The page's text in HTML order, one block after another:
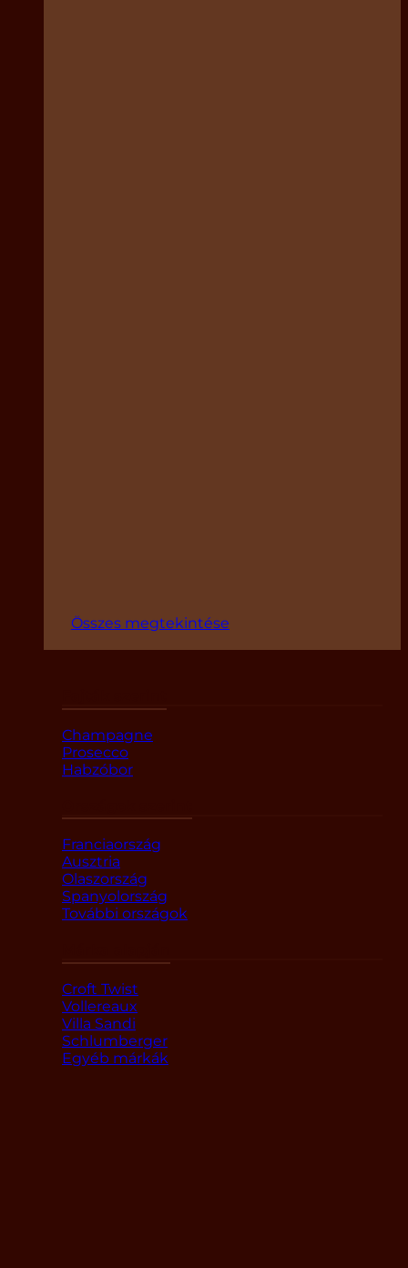
Összes megtekintése
Champagne
Prosecco
Habzóbor
Franciaország
Ausztria
Olaszország
Spanyolország
További országok
Croft Twist
Vollereaux
Villa Sandi
Schlumberger
Egyéb márkák